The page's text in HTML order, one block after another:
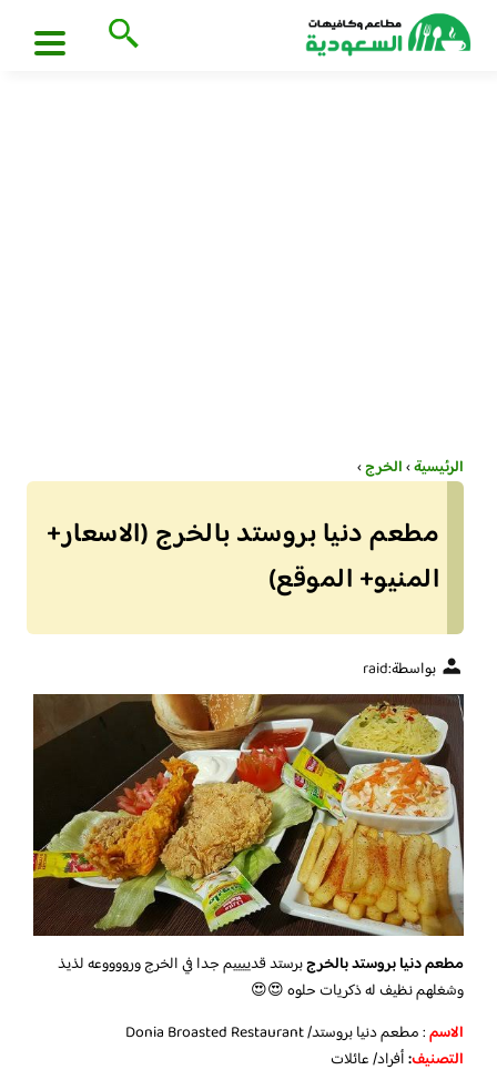
الرئيسية›الخرج›
مطعم دنيا بروستد بالخرج (الاسعار+
المنيو+ الموقع)
بواسطة:raid
مطعم دنيا بروستد بالخرجبرستد قدييييم جدا في الخرج ورووووعه لذيذ
وشغلهم نظيف له ذكريات حلوه 😍😍
الاسم: مطعم دنيا بروستد/ Donia Broasted Restaurant
التصنيف:أفراد/ عائلات